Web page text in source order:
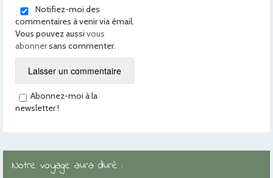
Notifiez-moi des
commentaires à venir via émail.
Vous pouvez aussi vous
abonnersans commenter.
Abonnez-moi à la
newsletter !
Notre voyage aura duré :